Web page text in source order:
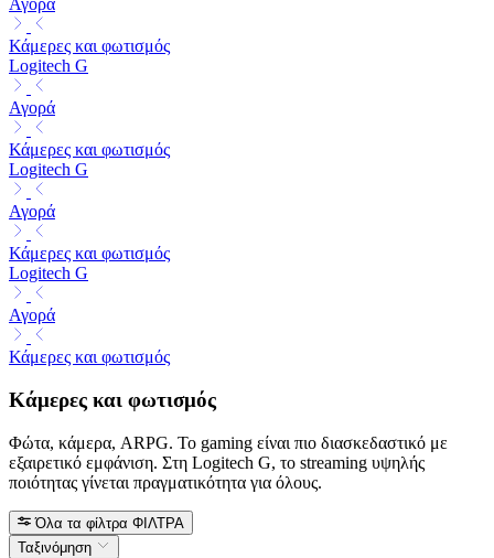
Αγορά
Κάμερες και φωτισμός
Logitech G
Αγορά
Κάμερες και φωτισμός
Logitech G
Αγορά
Κάμερες και φωτισμός
Logitech G
Αγορά
Κάμερες και φωτισμός
Κάμερες και φωτισμός
Φώτα, κάμερα, ARPG. Το gaming είναι πιο διασκεδαστικό με
εξαιρετικό εμφάνιση. Στη Logitech G, το streaming υψηλής
ποιότητας γίνεται πραγματικότητα για όλους.
Όλα τα φίλτρα ΦΙΛΤΡΑ
Ταξινόμηση